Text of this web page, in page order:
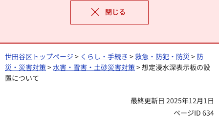
閉じる
世田谷区トップページ > くらし・手続き >救急・防犯・防災 > 防
災・災害対策>水害・雪害・土砂災害対策> 想定浸水深表示板の設
置について
最終更新日 2025年12月1日
ページID 634